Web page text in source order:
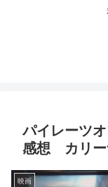
パイレーツ
感想 カリー
映画